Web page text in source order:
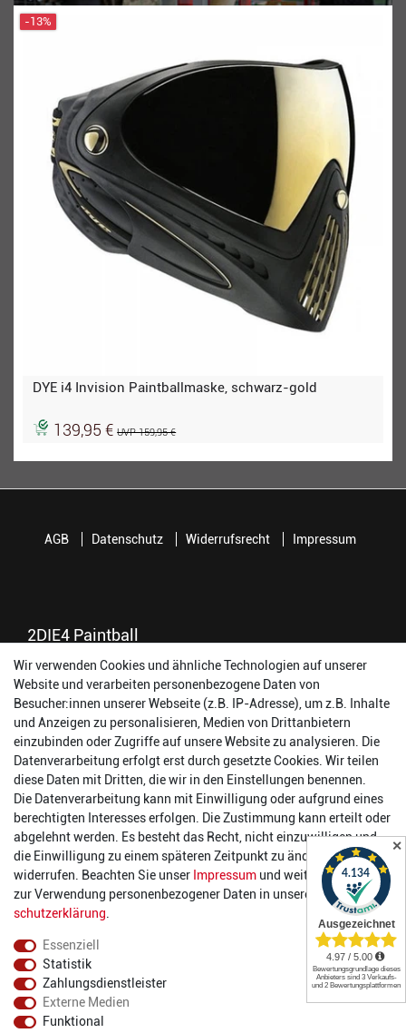
-13%
DYE i4 Invision Paintballmaske, schwarz-gold
139,95 €UVP 159,95 €
2DIE4 Paintball
56457 Westerburg
Reinhold-Ferger-Straße 26
order@2die4-sports.com
0 26 63/ 9 68 69 37
Öffnungszeiten
Montag:
14:00 - 17:00 Uhr
Dienstag:
14:00 - 17:00 Uhr
Mittwoch:
14:00 - 17:00 Uhr
Donnerstag:
14:00 - 17:00 Uhr
Freitag:
14:00 - 19:00 Uhr
Samstag:
10:00 - 17:00 Uhr
AGB Datenschutz Widerrufsrecht Impressum
Wir verwenden Cookies und ähnliche Technologien auf unserer
Website und verarbeiten personenbezogene Daten von
Besucher:innen unserer Webseite (z.B. IP-Adresse), um z.B. Inhalte
und Anzeigen zu personalisieren, Medien von Drittanbietern
einzubinden oder Zugriffe auf unsere Website zu analysieren. Die
Datenverarbeitung erfolgt erst durch gesetzte Cookies. Wir teilen
diese Daten mit Dritten, die wir in den Einstellungen benennen.
Die Datenverarbeitung kann mit Einwilligung oder aufgrund eines
berechtigten Interesses erfolgen. Die Zustimmung kann erteilt oder
abgelehnt werden. Es besteht das Recht, nicht einzuwilligen und
die Einwilligung zu einem späteren Zeitpunkt zu ändern oder zu
widerrufen. Beachten Sie unser Impressum und weitere Hinweise
zur Verwendung personenbezogener Daten in unserer
Daten­
schutz­erklärung
Essenziell
Statistik
Zahlungsdienstleister
Externe Medien
Funktional
✕